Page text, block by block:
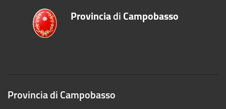
ProvinciadiCampobasso
Provincia di Campobasso